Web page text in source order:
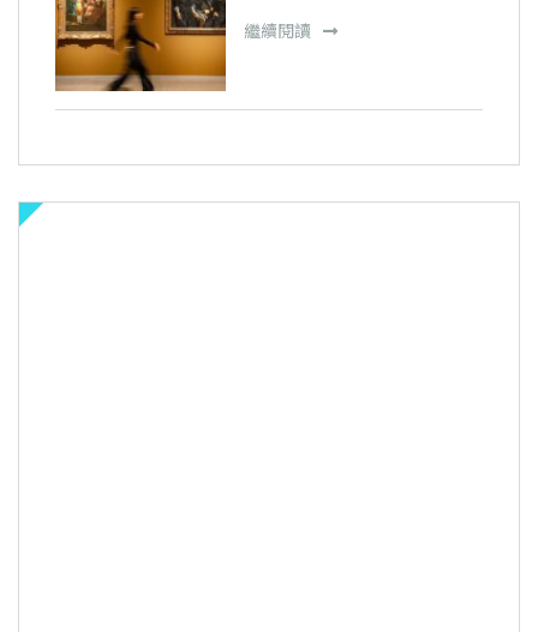
繼續閱讀